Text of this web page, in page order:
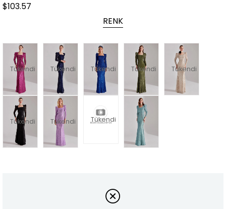
$103.57
RENK
Tükendi Tükendi Tükendi Tükendi Tükendi
Tükendi Tükendi Tükendi